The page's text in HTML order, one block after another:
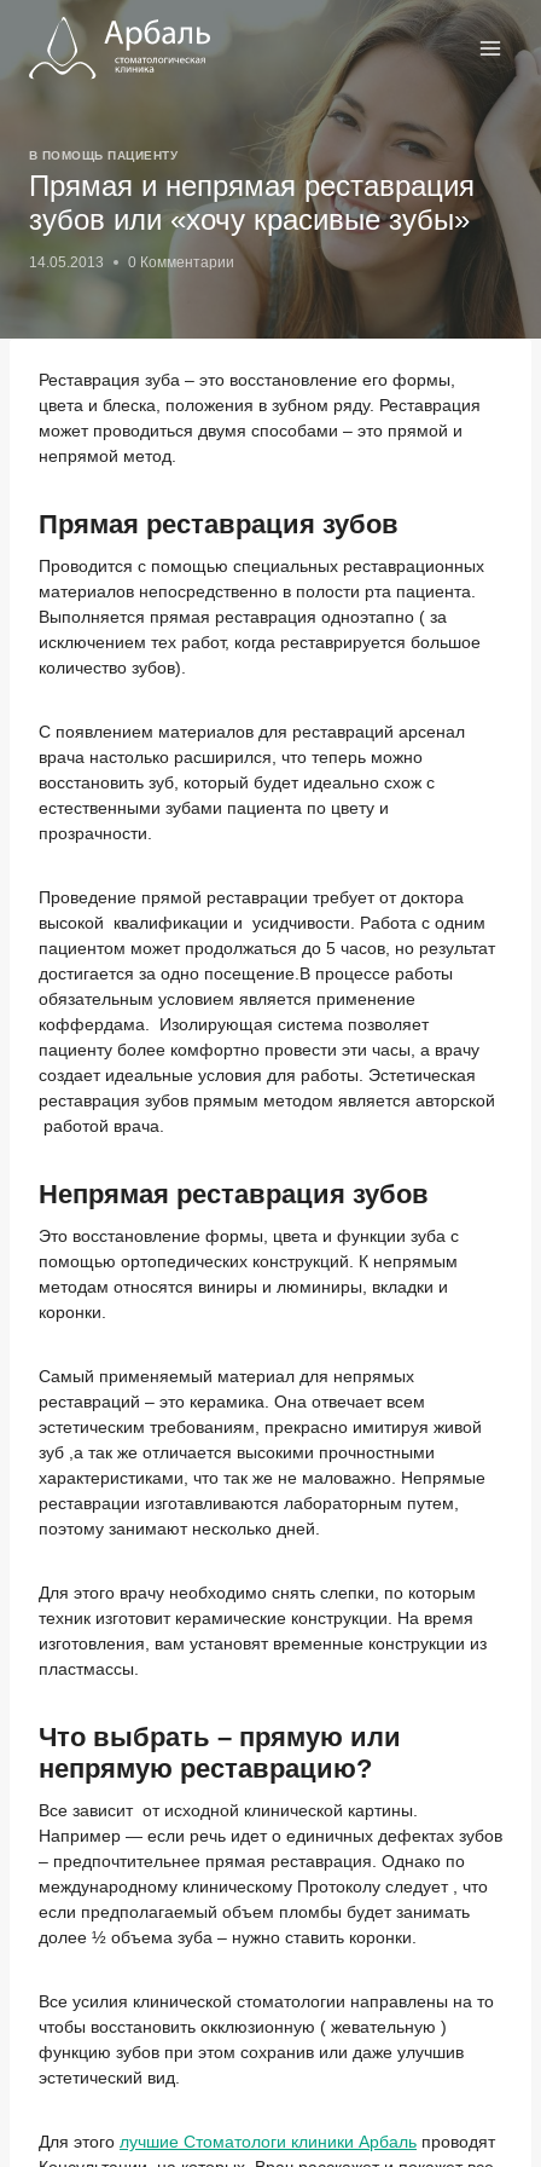
Перейти
содержимому
В ПОМОЩЬ ПАЦИЕНТУ
Прямая и непрямая реставрация
зубов или «хочу красивые зубы»
14.05.2013 0 Комментарии
Реставрация зуба – это восстановление его формы,
цвета и блеска, положения в зубном ряду. Реставрация
может проводиться двумя способами – это прямой и
непрямой метод.
Прямая реставрация зубов
Проводится с помощью специальных реставрационных
материалов непосредственно в полости рта пациента.
Выполняется прямая реставрация одноэтапно ( за
исключением тех работ, когда реставрируется большое
количество зубов).
С появлением материалов для реставраций арсенал
врача настолько расширился, что теперь можно
восстановить зуб, который будет идеально схож с
естественными зубами пациента по цвету и
прозрачности.
Проведение прямой реставрации требует от доктора
высокой квалификации и усидчивости. Работа с одним
пациентом может продолжаться до 5 часов, но результат
достигается за одно посещение.В процессе работы
обязательным условием является применение
коффердама. Изолирующая система позволяет
пациенту более комфортно провести эти часы, а врачу
создает идеальные условия для работы. Эстетическая
реставрация зубов прямым методом является авторской
работой врача.
Непрямая реставрация зубов
Это восстановление формы, цвета и функции зуба с
помощью ортопедических конструкций. К непрямым
методам относятся виниры и люминиры, вкладки и
коронки.
Самый применяемый материал для непрямых
реставраций – это керамика. Она отвечает всем
эстетическим требованиям, прекрасно имитируя живой
зуб ,а так же отличается высокими прочностными
характеристиками, что так же не маловажно. Непрямые
реставрации изготавливаются лабораторным путем,
поэтому занимают несколько дней.
Для этого врачу необходимо снять слепки, по которым
техник изготовит керамические конструкции. На время
изготовления, вам установят временные конструкции из
пластмассы.
Что выбрать – прямую или
непрямую реставрацию?
Все зависит от исходной клинической картины.
Например — если речь идет о единичных дефектах зубов
– предпочтительнее прямая реставрация. Однако по
международному клиническому Протоколу следует , что
если предполагаемый объем пломбы будет занимать
долее ½ объема зуба – нужно ставить коронки.
Все усилия клинической стоматологии направлены на то
чтобы восстановить окклюзионную ( жевательную )
функцию зубов при этом сохранив или даже улучшив
эстетический вид.
Для этого лучшие Стоматологи клиники Арбаль проводят